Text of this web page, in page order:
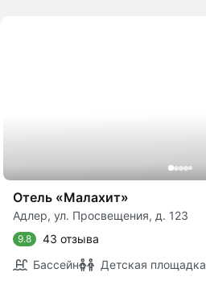
Отель «Малахит»
Адлер, ул. Просвещения, д. 123
9.8
43 отзыва
Бассейн
Детская площадка